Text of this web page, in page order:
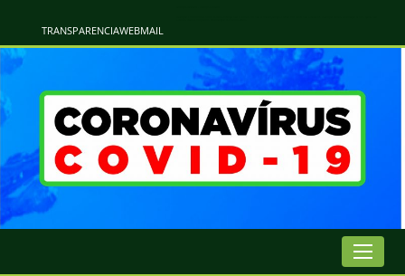
TRANSPARENCIAWEBMAIL